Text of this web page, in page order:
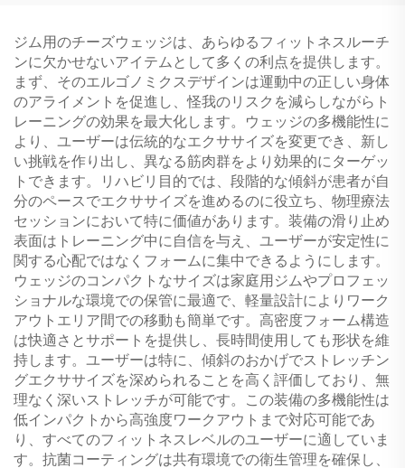
ジム用のチーズウェッジは、あらゆるフィットネスルーチ
ンに欠かせないアイテムとして多くの利点を提供します。
まず、そのエルゴノミクスデザインは運動中の正しい身体
のアライメントを促進し、怪我のリスクを減らしながらト
レーニングの効果を最大化します。ウェッジの多機能性に
より、ユーザーは伝統的なエクササイズを変更でき、新し
い挑戦を作り出し、異なる筋肉群をより効果的にターゲッ
トできます。リハビリ目的では、段階的な傾斜が患者が自
分のペースでエクササイズを進めるのに役立ち、物理療法
セッションにおいて特に価値があります。装備の滑り止め
表面はトレーニング中に自信を与え、ユーザーが安定性に
関する心配ではなくフォームに集中できるようにします。
ウェッジのコンパクトなサイズは家庭用ジムやプロフェッ
ショナルな環境での保管に最適で、軽量設計によりワーク
アウトエリア間での移動も簡単です。高密度フォーム構造
は快適さとサポートを提供し、長時間使用しても形状を維
持します。ユーザーは特に、傾斜のおかげでストレッチン
グエクササイズを深められることを高く評価しており、無
理なく深いストレッチが可能です。この装備の多機能性は
低インパクトから高強度ワークアウトまで対応可能であ
り、すべてのフィットネスレベルのユーザーに適していま
す。抗菌コーティングは共有環境での衛生管理を確保し、